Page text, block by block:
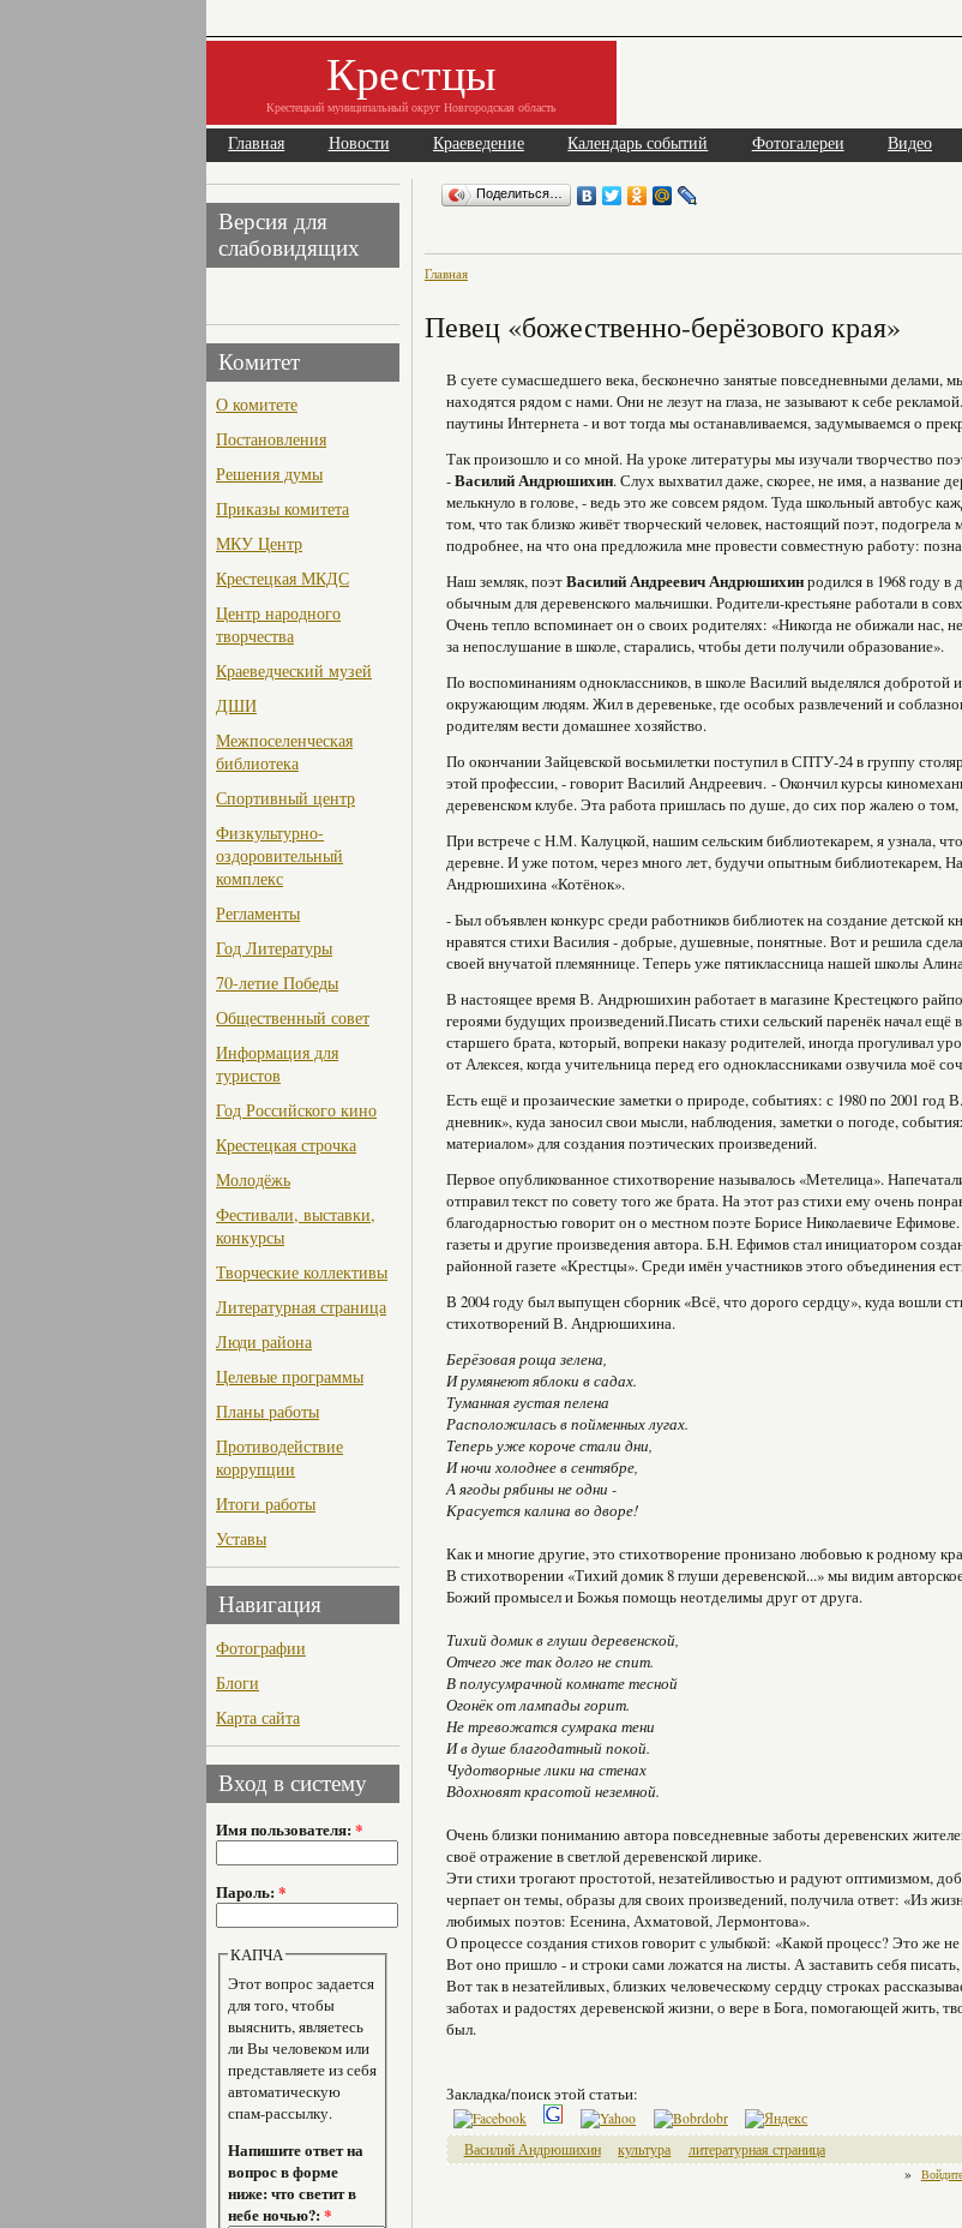
Крестцы
Крестецкий муниципальный округ Новгородская область
Главная Новости Краеведение Календарь событий Фотогалереи Видео
Версия для
слабовидящих
Комитет
О комитете
Постановления
Решения думы
Приказы комитета
МКУ Центр
Крестецкая МКДС
Центр народного
творчества
Краеведческий музей
ДШИ
Межпоселенческая
библиотека
Спортивный центр
Физкультурно-
оздоровительный
комплекс
Регламенты
Год Литературы
70-летие Победы
Общественный совет
Информация для
туристов
Год Российского кино
Крестецкая строчка
Молодёжь
Фестивали, выставки,
конкурсы
Творческие коллективы
Литературная страница
Люди района
Целевые программы
Планы работы
Противодействие
коррупции
Итоги работы
Уставы
Навигация
Фотографии
Блоги
Карта сайта
Вход в систему
Имя пользователя: *
Пароль: *
КАПЧА
Этот вопрос задается
для того, чтобы
выяснить, являетесь
ли Вы человеком или
представляете из себя
автоматическую
спам-рассылку.
Напишите ответ на
вопрос в форме
ниже: что светит в
небе ночью?:*
Поделиться…
Главная
Певец «божественно-берёзового края»
В суете сумасшедшего века, бесконечно занятые повседневными делами,
находятся рядом с нами. Они не лезут на глаза, не зазывают к себе
паутины Интернета - и вот тогда мы останавливаемся, задумываемся о
Так произошло и со мной. На уроке литературы мы изучали творчество
-Василий Андрюшихин. Слух выхватил даже, скорее, не имя, а название
мелькнуло в голове, - ведь это же совсем рядом. Туда школьный автобус
том, что так близко живёт творческий человек, настоящий поэт,
подробнее, на что она предложила мне провести совместную работу:
Наш земляк, поэтВасилий Андреевич Андрюшихинродился в 1968 году в
обычным для деревенского мальчишки. Родители-крестьяне работали в
Очень тепло вспоминает он о своих родителях: «Никогда не обижали
за непослушание в школе, старались, чтобы дети получили образование».
По воспоминаниям одноклассников, в школе Василий выделялся
окружающим людям. Жил в деревеньке, где особых развлечений и
родителям вести домашнее хозяйство.
По окончании Зайцевской восьмилетки поступил в СПТУ-24 в группу
этой профессии, - говорит Василий Андреевич. - Окончил курсы
деревенском клубе. Эта работа пришлась по душе, до сих пор жалею о
При встрече с Н.М. Калуцкой, нашим сельским библиотекарем, я узнала,
деревне. И уже потом, через много лет, будучи опытным библиотекарем,
Андрюшихина «Котёнок».
- Был объявлен конкурс среди работников библиотек на создание
нравятся стихи Василия - добрые, душевные, понятные. Вот и решила
своей внучатой племяннице. Теперь уже пятиклассница нашей школы
В настоящее время В. Андрюшихин работает в магазине Крестецкого
героями будущих произведений.Писать стихи сельский паренёк начал ещё
старшего брата, который, вопреки наказу родителей, иногда прогуливал
от Алексея, когда учительница перед его одноклассниками озвучила моё
Есть ещё и прозаические заметки о природе, событиях: с 1980 по 2001
дневник», куда заносил свои мысли, наблюдения, заметки о погоде,
материалом» для создания поэтических произведений.
Первое опубликованное стихотворение называлось «Метелица».
отправил текст по совету того же брата. На этот раз стихи ему очень
благодарностью говорит он о местном поэте Борисе Николаевиче
газеты и другие произведения автора. Б.Н. Ефимов стал инициатором
районной газете «Крестцы». Среди имён участников этого объединения
В 2004 году был выпущен сборник «Всё, что дорого сердцу», куда вошли
стихотворений В. Андрюшихина.
Берёзовая роща зелена,
И румянеют яблоки в садах.
Туманная густая пелена
Расположилась в пойменных лугах.
Теперь уже короче стали дни,
И ночи холоднее в сентябре,
А ягоды рябины не одни -
Красуется калина во дворе!
Как и многие другие, это стихотворение пронизано любовью к родно­му
В стихотворении «Тихий домик 8 глуши деревенской...» мы видим
Божий про­мысел и Божья помощь неотделимы друг от друга.
Тихий домик в глуши деревенской,
Отчего же так долго не спит.
В полусумрачной комнате тесной
Огонёк от лампады горит.
Не тревожатся сумрака тени
И в душе благодатный покой.
Чудотворные лики на стенах
Вдохновят красотой неземной.
Очень близки пониманию автора повседневные заботы деревенских
своё отражение в светлой деревенской лирике.
Эти стихи трогают простотой, не­затейливостью и радуют оптимиз­мом,
чер­пает он темы, образы для своих про­изведений, получила ответ: «Из
любимых поэтов: Есенина, Ахматовой, Лермонтова».
О процессе создания стихов гово­рит с улыбкой: «Какой процесс? Это же
Вот оно пришло - и строки сами ложатся на листы. А заставить себя
Вот так в незатейливых, близких человеческому сердцу строках
заботах и радостях деревенской жизни, о вере в Бога, помогающей жить,
был.
Закладка/поиск этой статьи:
Василий Андрюшихин культура
литературная страница
»
Войдите